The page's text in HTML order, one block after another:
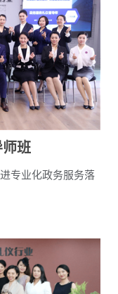
班
专业化政务服务落